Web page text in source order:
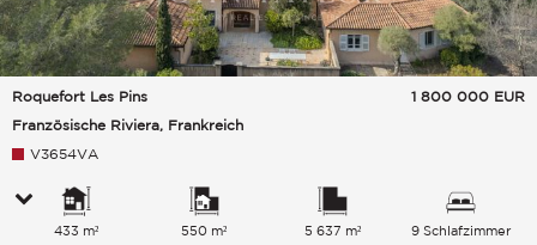
Roquefort Les Pins
Französische Riviera, Frankreich
1 800 000 EUR
V3654VA
433 m² 550 m² 5 637 m² 9 Schlafzimmer